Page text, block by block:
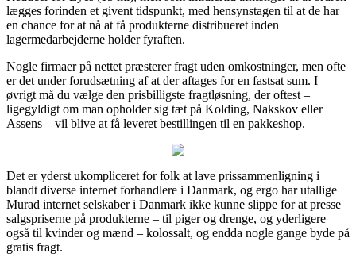
lægges forinden et givent tidspunkt, med hensynstagen til at de har
en chance for at nå at få produkterne distribueret inden
lagermedarbejderne holder fyraften.
Nogle firmaer på nettet præsterer fragt uden omkostninger, men ofte
er det under forudsætning af at der aftages for en fastsat sum. I
øvrigt må du vælge den prisbilligste fragtløsning, der oftest –
ligegyldigt om man opholder sig tæt på Kolding, Nakskov eller
Assens – vil blive at få leveret bestillingen til en pakkeshop.
Det er yderst ukompliceret for folk at lave prissammenligning i
blandt diverse internet forhandlere i Danmark, og ergo har utallige
Murad internet selskaber i Danmark ikke kunne slippe for at presse
salgspriserne på produkterne – til piger og drenge, og yderligere
også til kvinder og mænd – kolossalt, og endda nogle gange byde på
gratis fragt.